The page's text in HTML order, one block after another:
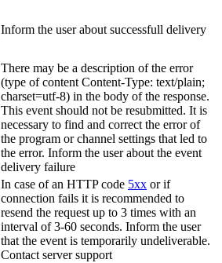
Inform the user about successfull delivery
There may be a description of the error
(type of content Content-Type: text/plain;
charset=utf-8) in the body of the response.
This event should not be resubmitted. It is
necessary to find and correct the error of
the program or channel settings that led to
the error. Inform the user about the event
delivery failure
In case of an HTTP code 5xx or if
connection fails it is recommended to
resend the request up to 3 times with an
interval of 3-60 seconds. Inform the user
that the event is temporarily undeliverable.
Contact server support